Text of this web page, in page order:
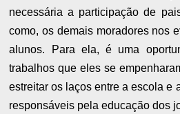
necessária a participação de
como, os demais moradores nos
alunos. Para ela, é uma
trabalhos que eles se
estreitar os laços entre a escola e
responsáveis pela educação dos